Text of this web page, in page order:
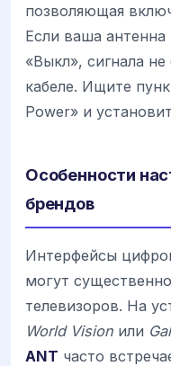
позволяющая
Если ваша
«Выкл», сигнала
кабеле. Ищите
Power» и
Особенности
брендов
Интерфейсы
могут
телевизоров. На
World Vision или
ANT часто